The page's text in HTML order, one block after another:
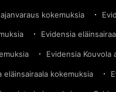
kokemuksia
Evidensia
Evidensia Kouvola
eläinsairaala kokemuksia